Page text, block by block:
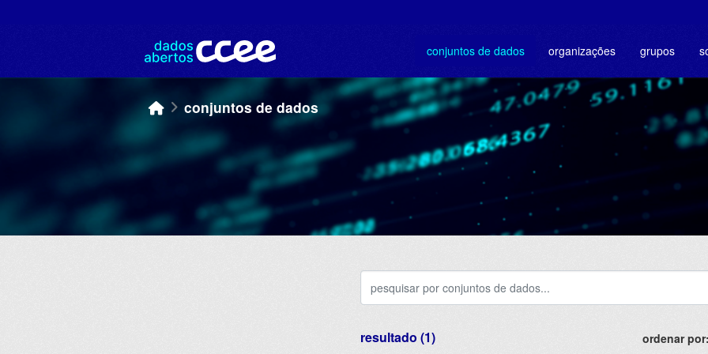
conjuntos de dados organizações grupos
conjuntos de dados
ordenar por
resultado (1)